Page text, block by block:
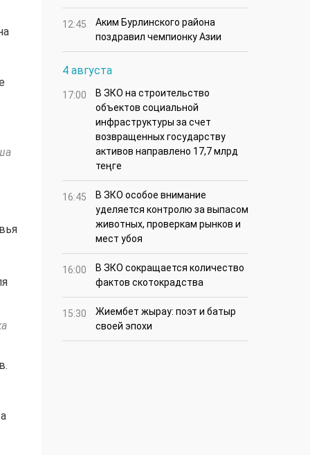
12:45
Аким Бурлинского района
поздравил чемпионку Азии
4 августа
17:00
В ЗКО на строительство
объектов социальной
инфраструктуры за счет
возвращенных государству
активов направлено 17,7 млрд
теңге
16:45
В ЗКО особое внимание
уделяется контролю за выпасом
животных, проверкам рынков и
мест убоя
16:00
В ЗКО сокращается количество
фактов скотокрадства
15:30
Жиембет жырау: поэт и батыр
своей эпохи